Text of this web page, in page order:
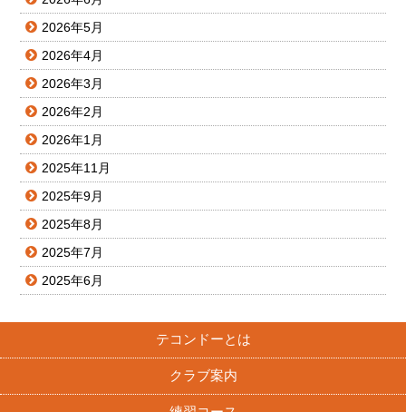
2026年5月
2026年4月
2026年3月
2026年2月
2026年1月
2025年11月
2025年9月
2025年8月
2025年7月
2025年6月
テコンドーとは
クラブ案内